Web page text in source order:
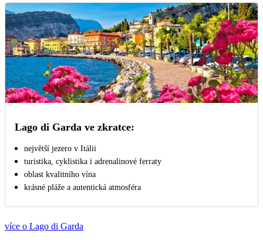
Lago di Garda ve zkratce:
největší jezero v Itálii
turistika, cyklistika i adrenalinové ferraty
oblast kvalitního vína
krásné pláže a autentická atmosféra
více o Lago di Garda